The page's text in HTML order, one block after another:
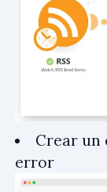
Crear un
error